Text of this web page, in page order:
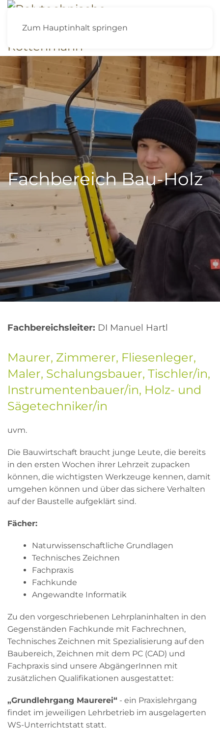
Zum Hauptinhalt springen
Fachbereich Bau-Holz
Fachbereichsleiter: DI Manuel Hartl
Maurer, Zimmerer, Fliesenleger,
Maler, Schalungsbauer, Tischler/in,
Instrumentenbauer/in, Holz- und
Sägetechniker/in
uvm.
Die Bauwirtschaft braucht junge Leute, die bereits
in den ersten Wochen ihrer Lehrzeit zupacken
können, die wichtigsten Werkzeuge kennen, damit
umgehen können und über das sichere Verhalten
auf der Baustelle aufgeklärt sind.
Fächer:
Naturwissenschaftliche Grundlagen
Technisches Zeichnen
Fachpraxis
Fachkunde
Angewandte Informatik
Zu den vorgeschriebenen Lehrplaninhalten in den
Gegenständen Fachkunde mit Fachrechnen,
Technisches Zeichnen mit Spezialisierung auf den
Baubereich, Zeichnen mit dem PC (CAD) und
Fachpraxis sind unsere AbgängerInnen mit
zusätzlichen Qualifikationen ausgestattet:
„Grundlehrgang Maurerei“ - ein Praxislehrgang
findet im jeweiligen Lehrbetrieb im ausgelagerten
WS-Unterrichtstatt statt.